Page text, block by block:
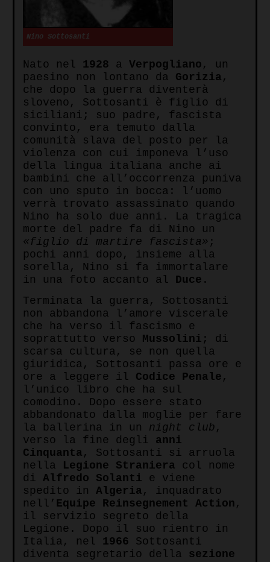
Nino Sottosanti
Nato nel 1928 a Verpogliano , un
paesino non lontano da Gorizia ,
che dopo la guerra diventerà
sloveno, Sottosanti è figlio di
siciliani; suo padre, fascista
convinto, era temuto dalla
comunità slava del posto per la
violenza con cui imponeva l’uso
della lingua italiana anche ai
bambini che all’occorrenza puniva
con uno sputo in bocca: l’uomo
verrà trovato assassinato quando
Nino ha solo due anni. La tragica
morte del padre fa di Nino un
«figlio di martire fascista» ;
pochi anni dopo, insieme alla
sorella, Nino si fa immortalare
in una foto accanto al Duce .
Terminata la guerra, Sottosanti
non abbandona l’amore viscerale
che ha verso il fascismo e
soprattutto verso Mussolini ; di
scarsa cultura, se non quella
giuridica, Sottosanti passa ore e
ore a leggere il Codice Penale ,
l’unico libro che ha sul
comodino. Dopo essere stato
abbandonato dalla moglie per fare
la ballerina in un night club ,
verso la fine degli anni
Cinquanta , Sottosanti si arruola
nella Legione Straniera col nome
di Alfredo Solanti e viene
spedito in Algeria , inquadrato
nell’ Equipe Reinsegnement Action ,
il servizio segreto della
Legione. Dopo il suo rientro in
Italia, nel 1966 Sottosanti
diventa segretario della sezione